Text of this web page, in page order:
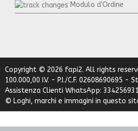
Modulo d'Ordine
Copyright © 2026 fapi2. All rights
100.000,00 I.V. - P.I./C.F. 02608690695
Assistenza Clienti WhatsApp:
© Loghi, marchi e immagini in questo